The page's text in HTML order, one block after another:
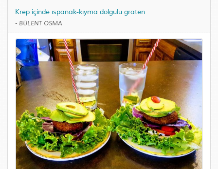
Krep içinde ıspanak-kıyma dolgulu graten
- BÜLENT OSMA